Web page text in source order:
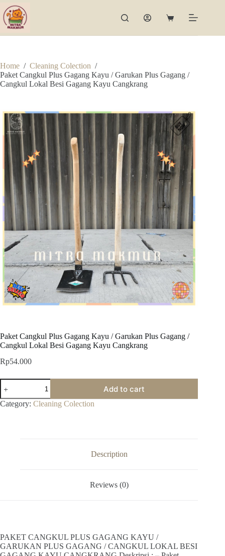
Skip
to
content
Shopping
Home / Cleaning Colection /
Paket Cangkul Plus Gagang Kayu / Garukan Plus Gagang /
Cangkul Lokal Besi Gagang Kayu Cangkrang
Paket Cangkul Plus Gagang Kayu / Garukan Plus Gagang /
Cangkul Lokal Besi Gagang Kayu Cangkrang
Rp54.000
Paket
Cangkul
Plus
Gagang
Add to cart
Category: Cleaning Colection
Description
Reviews (0)
PAKET CANGKUL PLUS GAGANG KAYU /
GARUKAN PLUS GAGANG / CANGKUL LOKAL BESI